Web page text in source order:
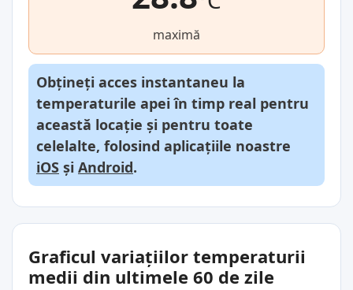
maximă
Obțineți acces instantaneu la
temperaturile apei în timp real pentru
această locație și pentru toate
celelalte, folosind aplicațiile noastre
iOS și Android.
Graficul variațiilor temperaturii
medii din ultimele 60 de zile